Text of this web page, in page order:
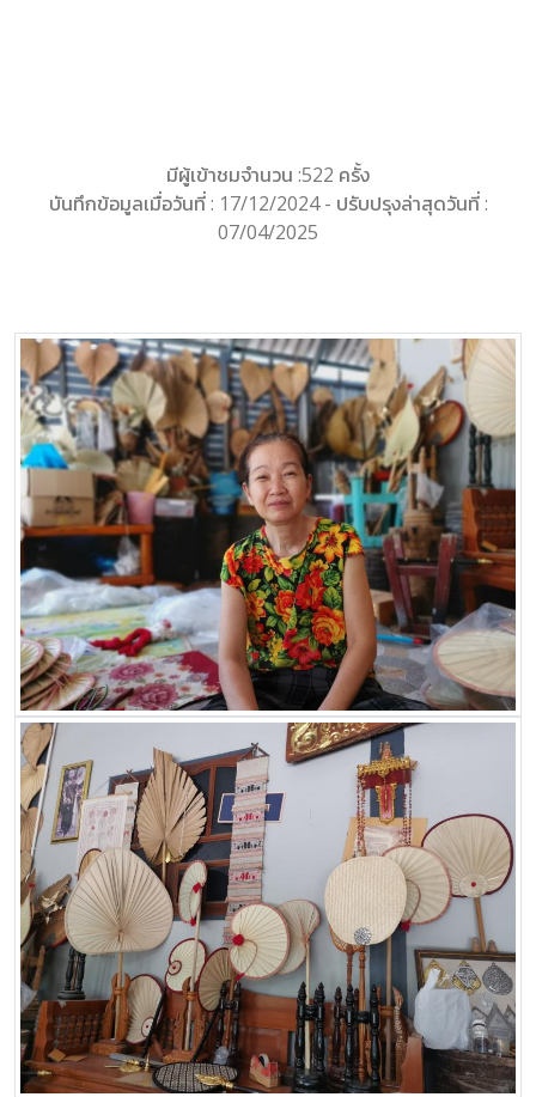
มีผู้เข้าชมจำนวน :522 ครั้ง
บันทึกข้อมูลเมื่อวันที่ : 17/12/2024 - ปรับปรุงล่าสุดวันที่ :
07/04/2025